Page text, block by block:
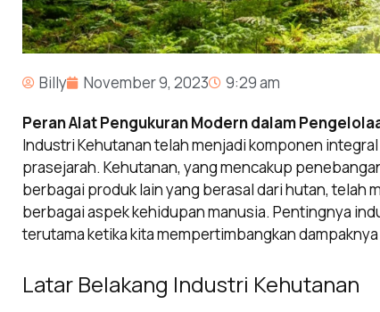
Billy November 9, 2023
9:29 am
Peran Alat Pengukuran Modern dalam
Industri Kehutanan telah menjadi komponen
prasejarah. Kehutanan, yang mencakup
berbagai produk lain yang berasal dari hutan, telah
berbagai aspek kehidupan manusia. Pentingnya
terutama ketika kita mempertimbangkan
Latar Belakang Industri Kehutanan